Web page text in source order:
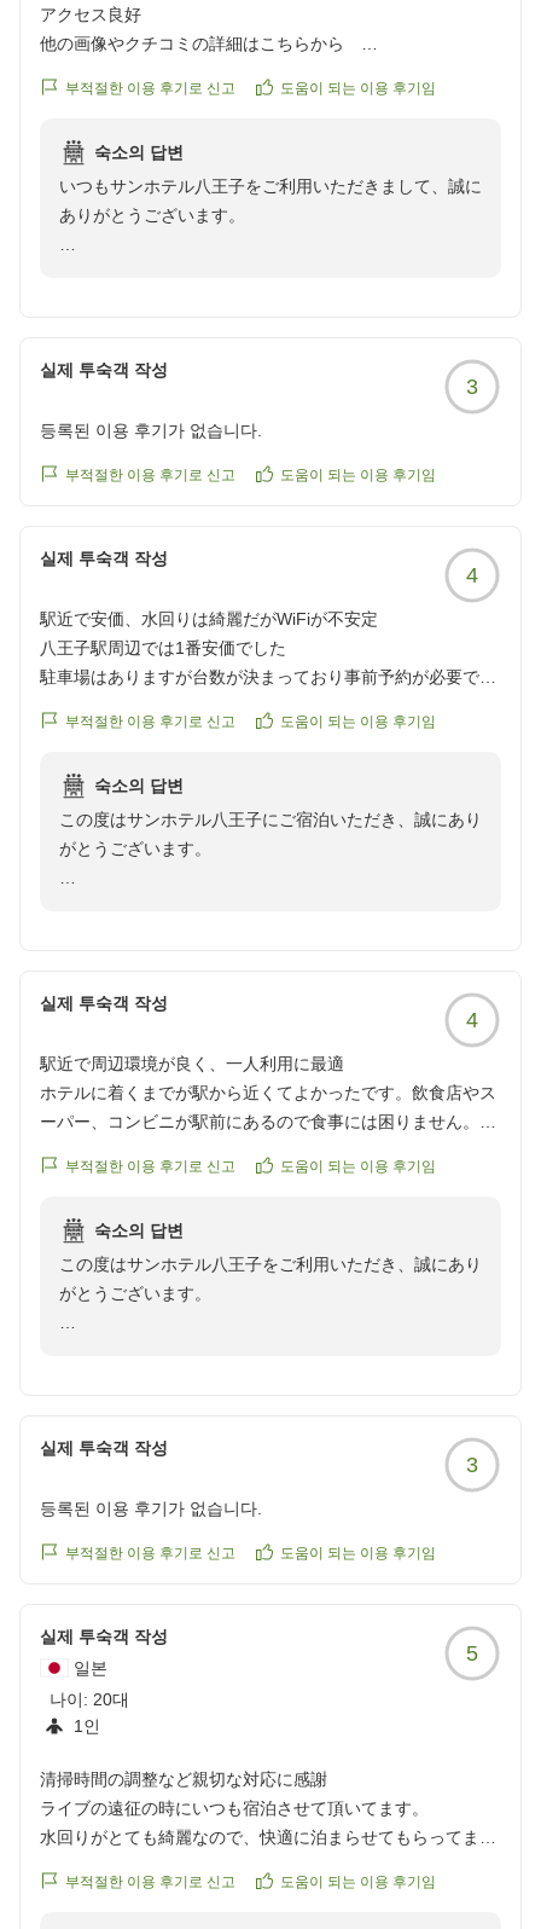
アクセス良好
他の画像やクチコミの詳細はこちらから
reviewId=33123478449949
부적절한 이용 후기로 신고 도움이 되는 이용 후기임
숙소의 답변
いつもサンホテル八王子をご利用いただきまして、誠に
ありがとうございます。
れば幸いでございます。
ご投稿いただきまして、誠にありがとうございました。
サンホテル八王子
실제 투숙객 작성
3
등록된 이용 후기가 없습니다.
부적절한 이용 후기로 신고 도움이 되는 이용 후기임
실제 투숙객 작성
4
駅近で安価、水回りは綺麗だがWiFiが不安定
八王子駅周辺では1番安価でした
駐車場はありますが台数が決まっており事前予約が必要です
ホテル自体は古いですが水回りはリニューアルされ綺麗で良
一方でWiFiが弱く接続が切れるのが頻繁にありました
特に最上階の8階だったからかもしれません
ビジネスで宿泊していたのでマイナスポイントです
クチコミの詳細はこちらから
부적절한 이용 후기로 신고 도움이 되는 이용 후기임
숙소의 답변
この度はサンホテル八王子にご宿泊いただき、誠にあり
がとうございます。
一方で、WiFiの接続状況に関しましてはご不便をおかけ
し、誠に申し訳ございませんでした。ビジネスでのご利
用とのこと、大切な作業の妨げとなってしまいましたこ
と深くお詫び申し上げます。
として真摯に受け止め、快適な通信環境の整備に向けた
また八王子にお越しの際は、ぜひ当ホテルをご利用いた
だけますと幸いです。
실제 투숙객 작성
4
駅近で周辺環境が良く、一人利用に最適
ホテルに着くまでが駅から近くてよかったです。飲食店やス
ーパー、コンビニが駅前にあるので食事には困りません。部
クアウトが10時でちょっと早めに感じましたが次の日も予定
クチコミの詳細はこちらから
https://review.travel.rakuten.co.jp/hotel/voice/15937?
reviewId=33123478403277
부적절한 이용 후기로 신고 도움이 되는 이용 후기임
숙소의 답변
この度はサンホテル八王子をご利用いただき、誠にあり
がとうございます。
スメです。
お部屋につきましては、コンパクトながらも快適にお過
チェックアウト時間につきましては、現在10:00とさせ
す。
また八王子へお越しの際は、ぜひ当ホテルをご利用くだ
さい。
サンホテル八王子 フロント福田
실제 투숙객 작성
3
등록된 이용 후기가 없습니다.
부적절한 이용 후기로 신고 도움이 되는 이용 후기임
실제 투숙객 작성
일본
나이: 20대
1인
5
清掃時間の調整など親切な対応に感謝
ライブの遠征の時にいつも宿泊させて頂いてます。
水回りがとても綺麗なので、快適に泊まらせてもらってま
また、朝ホテルを出発したら、お昼過ぎや夕方に一度戻させ
부적절한 이용 후기로 신고 도움이 되는 이용 후기임